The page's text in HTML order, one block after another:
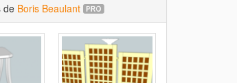
de Boris Beaulant